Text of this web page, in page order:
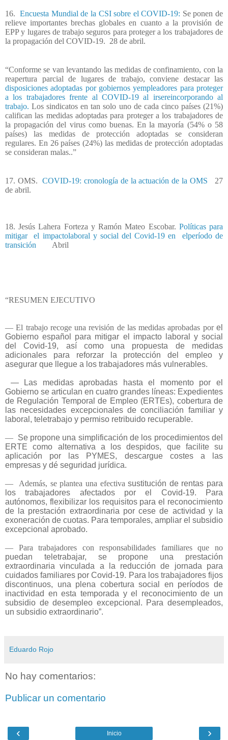
16. Encuesta Mundial de la CSI sobre el COVID-19: Se ponen de
relieve importantes brechas globales en cuanto a la provisión de
EPP y lugares de trabajo seguros para proteger a los trabajadores de
la propagación del COVID-19. 28 de abril.
“Conforme se van levantando las medidas de confinamiento, con la
reapertura parcial de lugares de trabajo, conviene destacar las
disposiciones adoptadas por gobiernos yempleadores para proteger
a los trabajadores frente al COVID-19 al irsereincorporando al
trabajo. Los sindicatos en tan solo uno de cada cinco países (21%)
califican las medidas adoptadas para proteger a los trabajadores de
la propagación del virus como buenas. En la mayoría (54% o 58
países) las medidas de protección adoptadas se consideran
regulares. En 26 países (24%) las medidas de protección adoptadas
se consideran malas..”
17. OMS. COVID-19: cronología de la actuación de la OMS
27
de abril.
18. Jesús Lahera Forteza y Ramón Mateo Escobar. Políticas para
mitigar el impactolaboral y social del Covid-19 en elperíodo de
transición
Abril
“RESUMEN EJECUTIVO
— El trabajo recoge una revisión de las medidas aprobadas por el
Gobierno español para mitigar el impacto laboral y social
delCovid-19, así como una propuesta de medidas
adicionales para reforzar la protección del empleo y
asegurar que llegue a los trabajadores más vulnerables.
— Las medidas aprobadas hasta el momento por el
Gobierno se articulan en cuatro grandes líneas: Expedientes
de Regulación Temporal de Empleo (ERTEs), cobertura de
las necesidades excepcionales de conciliación familiar y
laboral, teletrabajo y permiso retribuido recuperable.
— Se propone una simplificación de los procedimientos del
ERTEcomo alternativa a los despidos, que facilite su
aplicación por las PYMES, descargue costes a las
empresas y dé seguridad jurídica.
— Además, se plantea una efectivasustitución de rentas para
los trabajadores afectados por el Covid-19. Para
autónomos, flexibilizar los requisitos para el reconocimiento
de la prestación extraordinaria por cese de actividad y la
exoneración de cuotas. Para temporales, ampliar el subsidio
excepcional aprobado.
— Para trabajadores con responsabilidades familiares que no
puedan teletrabajar, se propone una prestación
extraordinariavinculada a la reducción de jornada para
cuidados familiares porCovid-19. Para los trabajadores fijos
discontinuos, una plena cobertura social en períodos de
inactividad en esta temporada y el reconocimiento de un
subsidio de desempleo excepcional. Para desempleados,
un subsidio extraordinario”.
Eduardo Rojo
No hay comentarios:
Publicar un comentario
‹ ›
Inicio